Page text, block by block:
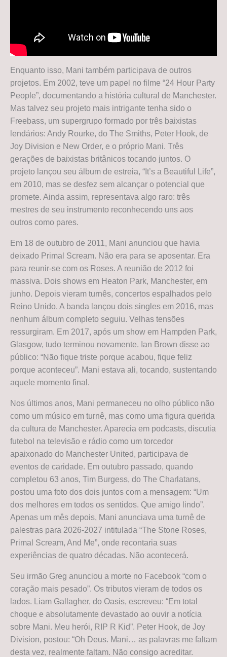
Enquanto isso, Mani também participava de outros
projetos. Em 2002, teve um papel no filme “24 Hour Party
People”, documentando a história cultural de Manchester.
Mas talvez seu projeto mais intrigante tenha sido o
Freebass, um supergrupo formado por três baixistas
lendários: Andy Rourke, do The Smiths, Peter Hook, de
Joy Division e New Order, e o próprio Mani. Três
gerações de baixistas britânicos tocando juntos. O
projeto lançou seu álbum de estreia, “It’s a Beautiful Life”,
em 2010, mas se desfez sem alcançar o potencial que
promete. Ainda assim, representava algo raro: três
mestres de seu instrumento reconhecendo uns aos
outros como pares.
Em 18 de outubro de 2011, Mani anunciou que havia
deixado Primal Scream. Não era para se aposentar. Era
para reunir-se com os Roses. A reunião de 2012 foi
massiva. Dois shows em Heaton Park, Manchester, em
junho. Depois vieram turnês, concertos espalhados pelo
Reino Unido. A banda lançou dois singles em 2016, mas
nenhum álbum completo seguiu. Velhas tensões
ressurgiram. Em 2017, após um show em Hampden Park,
Glasgow, tudo terminou novamente. Ian Brown disse ao
público: “Não fique triste porque acabou, fique feliz
porque aconteceu”. Mani estava ali, tocando, sustentando
aquele momento final.
Nos últimos anos, Mani permaneceu no olho público não
como um músico em turnê, mas como uma figura querida
da cultura de Manchester. Aparecia em podcasts, discutia
futebol na televisão e rádio como um torcedor
apaixonado do Manchester United, participava de
eventos de caridade. Em outubro passado, quando
completou 63 anos, Tim Burgess, do The Charlatans,
postou uma foto dos dois juntos com a mensagem: “Um
dos melhores em todos os sentidos. Que amigo lindo”.
Apenas um mês depois, Mani anunciava uma turnê de
palestras para 2026-2027 intitulada “The Stone Roses,
Primal Scream, And Me”, onde recontaria suas
experiências de quatro décadas. Não acontecerá.
Seu irmão Greg anunciou a morte no Facebook “com o
coração mais pesado”. Os tributos vieram de todos os
lados. Liam Gallagher, do Oasis, escreveu: “Em total
choque e absolutamente devastado ao ouvir a notícia
sobre Mani. Meu herói, RIP R Kid”. Peter Hook, de Joy
Division, postou: “Oh Deus. Mani… as palavras me faltam
desta vez, realmente faltam. Não consigo acreditar.